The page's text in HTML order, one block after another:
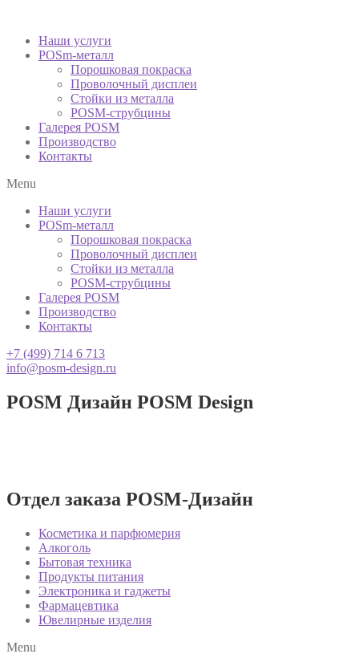
Наши услуги
POSm-металл
Порошковая покраска
Проволочный дисплеи
Стойки из металла
POSM-струбцины
Галерея POSM
Производство
Контакты
Menu
Наши услуги
POSm-металл
Порошковая покраска
Проволочный дисплеи
Стойки из металла
POSM-струбцины
Галерея POSM
Производство
Контакты
+7 (499) 714 6 713
info@posm-design.ru
POSM Дизайн POSM Design
Отдел заказа POSM-Дизайн
Косметика и парфюмерия
Алкоголь
Бытовая техника
Продукты питания
Электроника и гаджеты
Фармацевтика
Ювелирные изделия
Menu